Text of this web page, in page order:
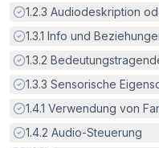
Erfüllt:
1.2.3 Audiodeskription
Erfüllt:
1.3.1 Info und
Erfüllt:
1.3.2
Erfüllt:
1.3.3 Sensorische
Erfüllt:
1.4.1 Verwendung von
Erfüllt:
1.4.2 Audio-Steuerung